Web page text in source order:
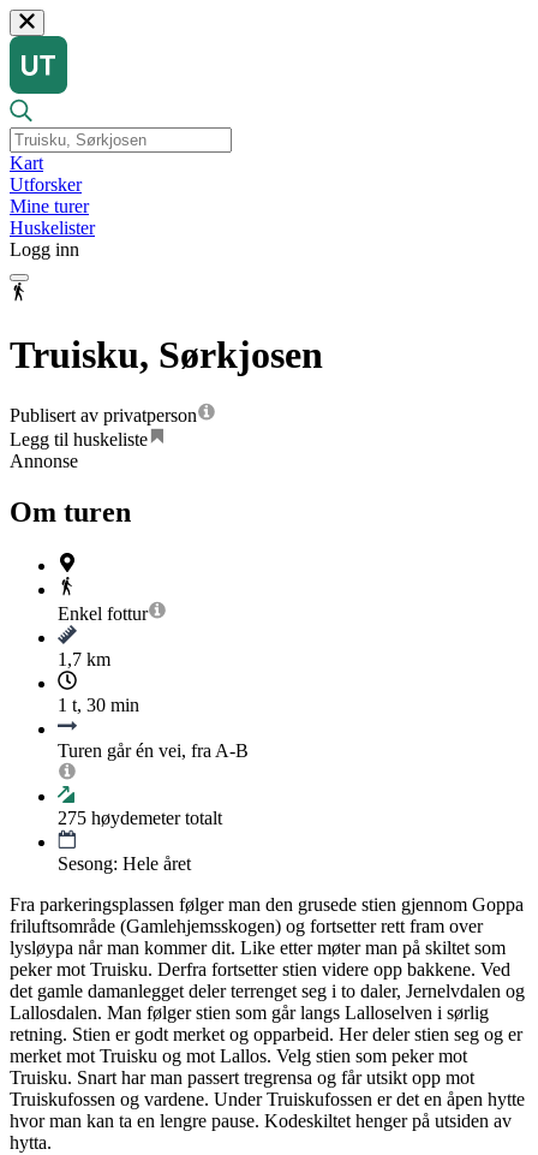
Kart
Utforsker
Mine turer
Huskelister
Logg inn
Truisku, Sørkjosen
Publisert av privatperson
Legg til huskeliste
Annonse
Om turen
Enkel fottur
1,7 km
1 t, 30 min
Turen går én vei, fra A-B
275 høydemeter totalt
Sesong: Hele året
Fra parkeringsplassen følger man den grusede stien gjennom Goppa
friluftsområde (Gamlehjemsskogen) og fortsetter rett fram over
lysløypa når man kommer dit. Like etter møter man på skiltet som
peker mot Truisku. Derfra fortsetter stien videre opp bakkene. Ved
det gamle damanlegget deler terrenget seg i to daler, Jernelvdalen og
Lallosdalen. Man følger stien som går langs Lalloselven i sørlig
retning. Stien er godt merket og opparbeid. Her deler stien seg og er
merket mot Truisku og mot Lallos. Velg stien som peker mot
Truisku. Snart har man passert tregrensa og får utsikt opp mot
Truiskufossen og vardene. Under Truiskufossen er det en åpen hytte
hvor man kan ta en lengre pause. Kodeskiltet henger på utsiden av
hytta.